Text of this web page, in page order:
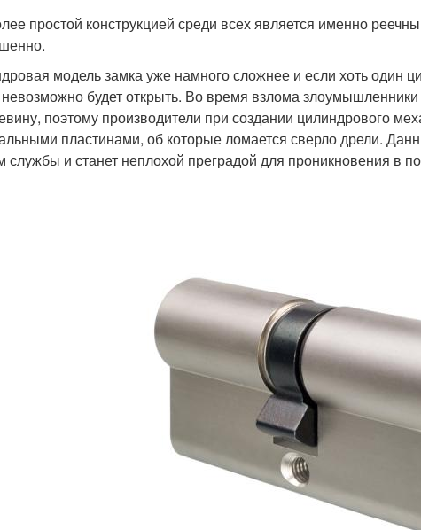
простой конструкцией среди всех является именно
модель замка уже намного сложнее и если хоть один
будет открыть. Во время взлома
поэтому производители при создании цилиндрового
пластинами, об которые ломается сверло дрели.
службы и станет неплохой преградой для проникновения в